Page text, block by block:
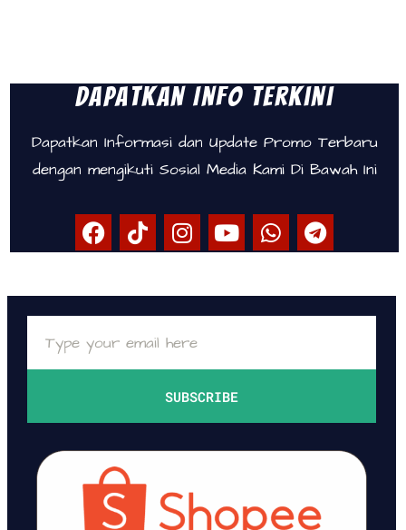
Dapatkan Info Terkini
Dapatkan Informasi dan Update Promo Terbaru
dengan mengikuti Sosial Media Kami Di Bawah Ini
SUBSCRIBE